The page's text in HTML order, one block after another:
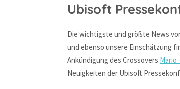
Ubisoft
Die wichtigste und größte News
und ebenso unsere Einschätzung
Ankündigung des Crossovers Mario
Neuigkeiten der Ubisoft